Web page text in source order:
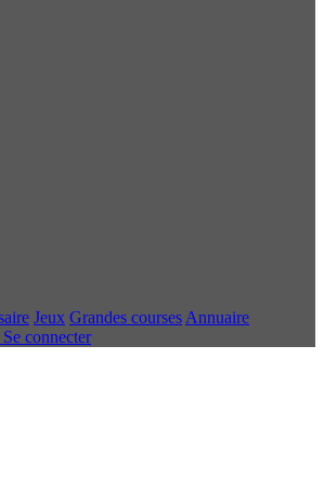
Jeux Grandes courses Annuaire
Se connecter